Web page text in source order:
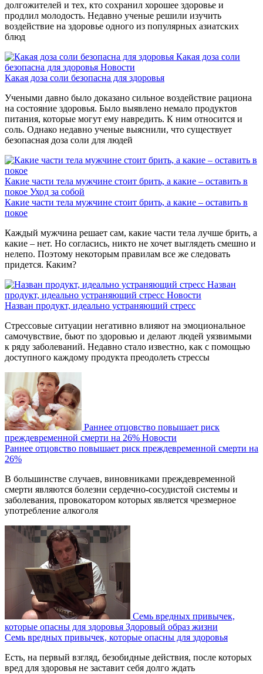
долгожителей и тех, кто сохранил хорошее здоровье и
продлил молодость. Недавно ученые решили изучить
воздействие на здоровье одного из популярных азиатских
блюд
Какая доза соли
безопасна для здоровья Новости
Какая доза соли безопасна для здоровья
Учеными давно было доказано сильное воздействие рациона
на состояние здоровья. Было выявлено немало продуктов
питания, которые могут ему навредить. К ним относится и
соль. Однако недавно ученые выяснили, что существует
безопасная доза соли для людей
Какие части тела мужчине стоит брить, а какие – оставить в
покое Уход за собой
Какие части тела мужчине стоит брить, а какие – оставить в
покое
Каждый мужчина решает сам, какие части тела лучше брить, а
какие – нет. Но согласись, никто не хочет выглядеть смешно и
нелепо. Поэтому некоторым правилам все же следовать
придется. Каким?
Назван
продукт, идеально устраняющий стресс Новости
Назван продукт, идеально устраняющий стресс
Стрессовые ситуации негативно влияют на эмоциональное
самочувствие, бьют по здоровью и делают людей уязвимыми
к ряду заболеваний. Недавно стало известно, как с помощью
доступного каждому продукта преодолеть стрессы
Раннее отцовство повышает риск
преждевременной смерти на 26% Новости
Раннее отцовство повышает риск преждевременной смерти на
26%
В большинстве случаев, виновниками преждевременной
смерти являются болезни сердечно-сосудистой системы и
заболевания, провокатором которых является чрезмерное
употребление алкоголя
Семь вредных привычек,
которые опасны для здоровья Здоровый образ жизни
Семь вредных привычек, которые опасны для здоровья
Есть, на первый взгляд, безобидные действия, после которых
вред для здоровья не заставит себя долго ждать